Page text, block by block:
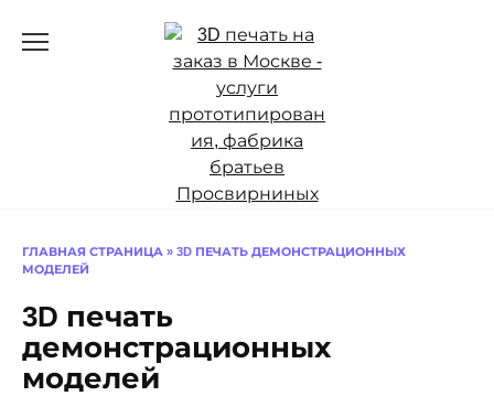
ГЛАВНАЯ СТРАНИЦА » 3D ПЕЧАТЬ ДЕМОНСТРАЦИОННЫХ
МОДЕЛЕЙ
3D печать
демонстрационных
моделей